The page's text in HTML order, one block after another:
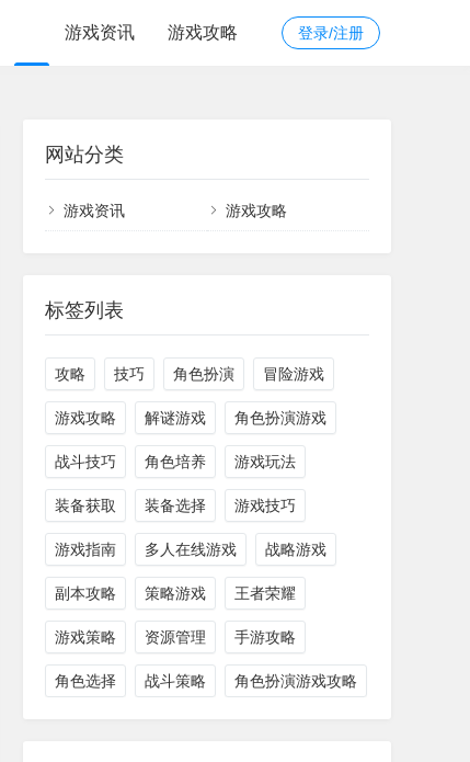
登录/注册
游戏资讯 游戏攻略
网站分类
游戏资讯 游戏攻略
标签列表
攻略 技巧 角色扮演 冒险游戏
游戏攻略 解谜游戏 角色扮演游戏
战斗技巧 角色培养 游戏玩法
装备获取 装备选择 游戏技巧
游戏指南 多人在线游戏 战略游戏
副本攻略 策略游戏 王者荣耀
游戏策略 资源管理 手游攻略
角色选择 战斗策略 角色扮演游戏攻略